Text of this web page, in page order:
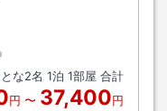
な2名 1泊 1部屋 合計
円 〜 37,400円